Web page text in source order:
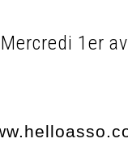
1er